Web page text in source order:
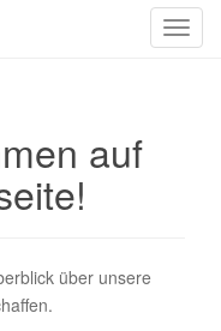
T
auf
über unsere